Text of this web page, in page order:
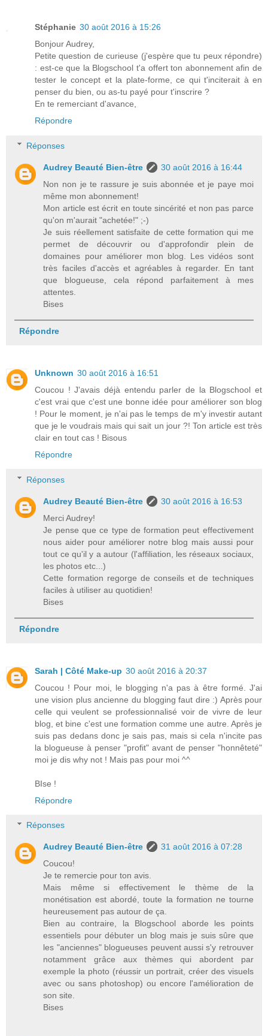
Stéphanie 30 août 2016 à 15:26
Bonjour Audrey,
Petite question de curieuse (j'espère que tu peux répondre)
: est-ce que la Blogschool t'a offert ton abonnement afin de
tester le concept et la plate-forme, ce qui t'inciterait à en
penser du bien, ou as-tu payé pour t'inscrire ?
En te remerciant d'avance,
Répondre
Réponses
Audrey Beauté Bien-être
30 août 2016 à 16:44
Non non je te rassure je suis abonnée et je paye moi
même mon abonnement!
Mon article est écrit en toute sincérité et non pas parce
qu'on m'aurait "achetée!" ;-)
Je suis réellement satisfaite de cette formation qui me
permet de découvrir ou d'approfondir plein de
domaines pour améliorer mon blog. Les vidéos sont
très faciles d'accès et agréables à regarder. En tant
que blogueuse, cela répond parfaitement à mes
attentes.
Bises
Répondre
Unknown 30 août 2016 à 16:51
Coucou ! J'avais déjà entendu parler de la Blogschool et
c'est vrai que c'est une bonne idée pour améliorer son blog
! Pour le moment, je n'ai pas le temps de m'y investir autant
que je le voudrais mais qui sait un jour ?! Ton article est très
clair en tout cas ! Bisous
Répondre
Réponses
Audrey Beauté Bien-être
30 août 2016 à 16:53
Merci Audrey!
Je pense que ce type de formation peut effectivement
nous aider pour améliorer notre blog mais aussi pour
tout ce qu'il y a autour (l'affiliation, les réseaux sociaux,
les photos etc...)
Cette formation regorge de conseils et de techniques
faciles à utiliser au quotidien!
Bises
Répondre
Sarah | Côté Make-up 30 août 2016 à 20:37
Coucou ! Pour moi, le blogging n'a pas à être formé. J'ai
une vision plus ancienne du blogging faut dire :) Après pour
celle qui veulent se professionnalisé voir de vivre de leur
blog, et bine c'est une formation comme une autre. Après je
suis pas dedans donc je sais pas, mais si cela n'incite pas
la blogueuse à penser "profit" avant de penser "honnêteté"
moi je dis why not ! Mais pas pour moi ^^
BIse !
Répondre
Réponses
Audrey Beauté Bien-être
31 août 2016 à 07:28
Coucou!
Je te remercie pour ton avis.
Mais même si effectivement le thème de la
monétisation est abordé, toute la formation ne tourne
heureusement pas autour de ça.
Bien au contraire, la Blogschool aborde les points
essentiels pour débuter un blog mais je suis sûre que
les "anciennes" blogueuses peuvent aussi s'y retrouver
notamment grâce aux thèmes qui abordent par
exemple la photo (réussir un portrait, créer des visuels
avec ou sans photoshop) ou encore l'amélioration de
son site.
Bises